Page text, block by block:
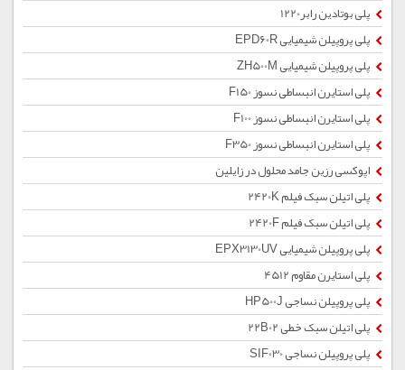
پلی بوتادین رابر1220
پلی پروپیلن شیمیایی EPD60R
پلی پروپیلن شیمیایی ZH500M
پلی استایرن انبساطی نسوز F150
پلی استایرن انبساطی نسوز F100
پلی استایرن انبساطی نسوز F350
اپوکسی رزین جامد محلول در زایلین
پلی اتیلن سبک فیلم 2420K
پلی اتیلن سبک فیلم 2420F
پلی پروپیلن شیمیایی EPX3130UV
پلی استایرن مقاوم 4512
پلی پروپیلن نساجی HP500J
پلی اتیلن سبک خطی 22B02
پلی پروپیلن نساجی SIF030